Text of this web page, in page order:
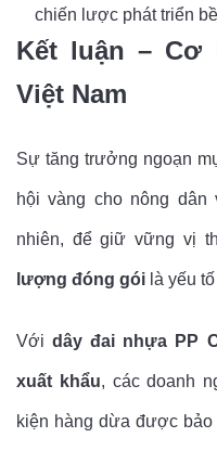
chiến lược phát triển
Kết luận – Cơ
Việt Nam
Sự tăng trưởng ngoạn
hội vàng cho nông dân
nhiên, để giữ vững vị
lượng đóng gói là yếu
Vớidây đai nhựa PP
xuất khẩu, các doanh
kiện hàng dừa được